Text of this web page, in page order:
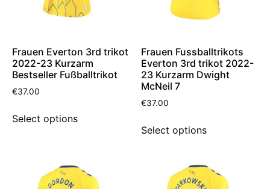
Frauen Everton 3rd trikot
2022-23 Kurzarm
Bestseller Fußballtrikot
€37.00
Select options
Frauen Fussballtrikots
Everton 3rd trikot 2022-
23 Kurzarm Dwight
McNeil 7
€37.00
Select options